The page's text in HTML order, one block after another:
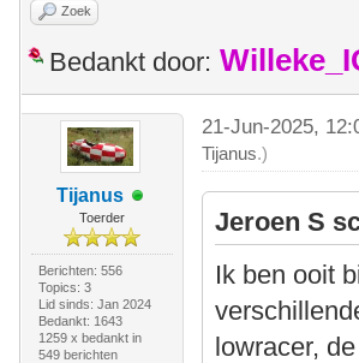
Zoek
Bedankt door:
Tijanus
Toerder
Berichten: 556
Topics: 3
Lid sinds: Jan 2024
Bedankt: 1643
1259 x bedankt in
549 berichten
21-Jun-2025,
Tijanus.)
Jeroen S
Ik ben ooit
lowracer,